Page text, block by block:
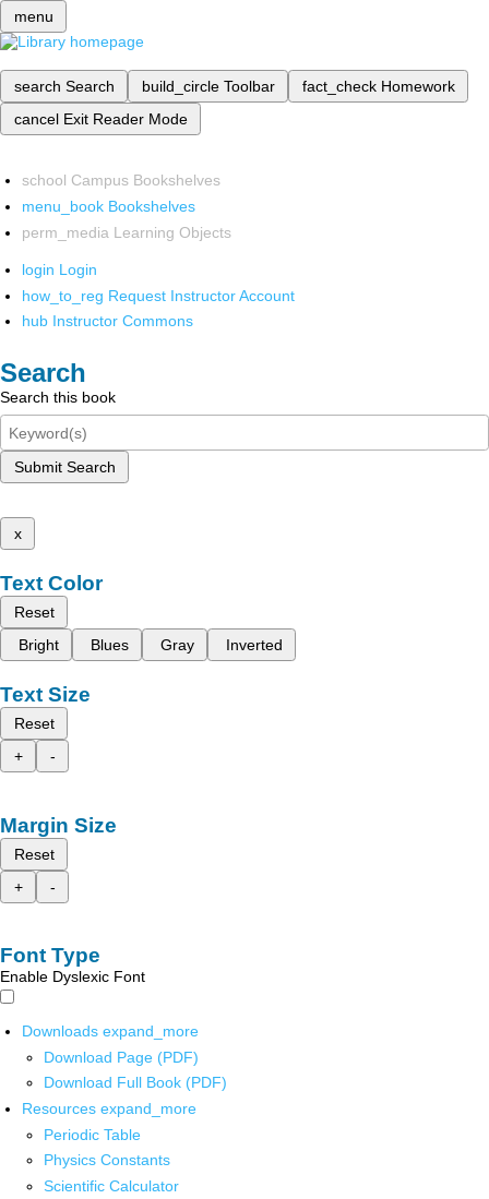
menu
search Search build_circle Toolbar fact_check Homework
cancel Exit Reader Mode
school Campus Bookshelves
menu_book Bookshelves
perm_media Learning Objects
login Login
how_to_reg Request Instructor Account
hub Instructor Commons
Search
Search this book
Submit Search
x
Text Color
Reset
Bright
Blues Gray Inverted
Text Size
Reset
+
-
Margin Size
Reset
+
-
Font Type
Enable Dyslexic Font
Downloads expand_more
Download Page (PDF)
Download Full Book (PDF)
Resources expand_more
Periodic Table
Physics Constants
Scientific Calculator